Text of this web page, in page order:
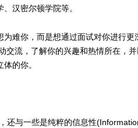
汉密尔顿学院等。
你，而是想通过面试对你进行更
交流，了解你的兴趣和热情所在，
的你。
与一些是纯粹的信息性